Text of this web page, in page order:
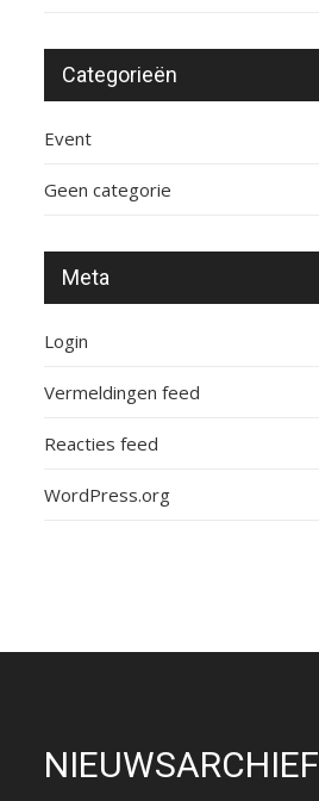
Categorieën
Event
Geen categorie
Meta
Login
Vermeldingen feed
Reacties feed
WordPress.org
NIEUWSARCHIEF